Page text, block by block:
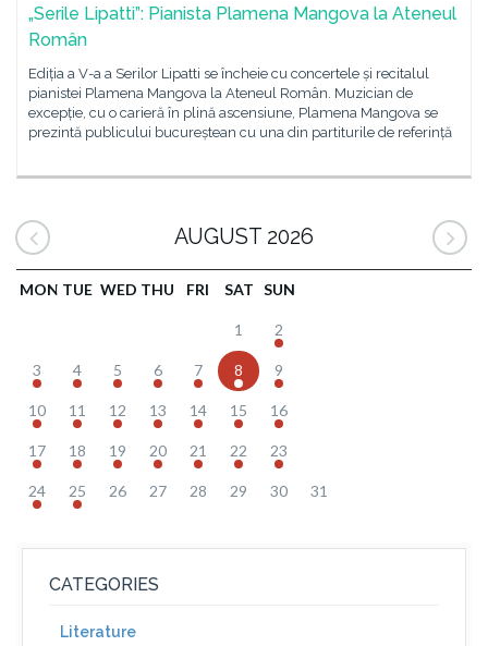
„Serile Lipatti”: Pianista Plamena Mangova la Ateneul
Român
Ediția a V-a a Serilor Lipatti se încheie cu concertele și recitalul
pianistei Plamena Mangova la Ateneul Român. Muzician de
excepție, cu o carieră în plină ascensiune, Plamena Mangova se
prezintă publicului bucureștean cu una din partiturile de referință
AUGUST 2026
MON TUE WED THU FRI SAT SUN
1 2
3 4 5 6 7 8 9
10 11 12 13 14 15 16
17 18 19 20 21 22 23
24 25 26 27 28 29 30 31
CATEGORIES
Literature